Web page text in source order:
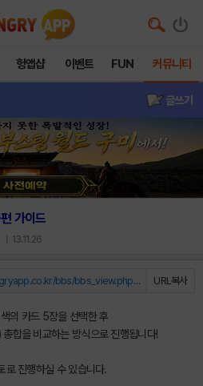
헝앱샵 이벤트 FUN 커뮤니티
글쓰기
가이드
| 13.11.26
URL복사
https://m.hungryapp.co.kr/bbs/bbs_view.php?durl=Y...
의 카드 5장을 선택한 후
합을 비교하는 방식으로 진행됩니다!
로 진행하실 수 있습니다.